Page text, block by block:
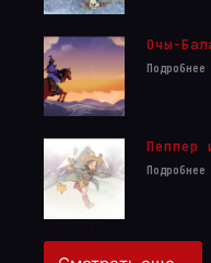
Очы-
Подробнее
Пеппер
Подробнее